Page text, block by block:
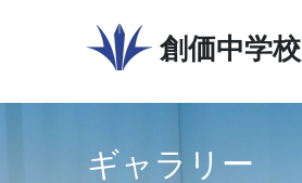
創価中学校
ギャラリー